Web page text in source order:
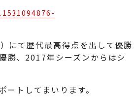
にて歴代最高得点を出して優勝
勝、2017年シーズンからはシ
トしてまいります。